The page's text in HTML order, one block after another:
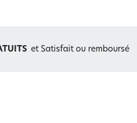
et Satisfait ou remboursé